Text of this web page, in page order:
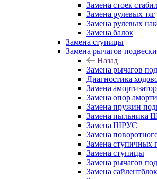
Замена стоек
Замена рулевых тяг
Замена рулевых
Замена балок
Замена ступицы
Замена рычагов подвески
Назад
Замена рычагов
Диагностика
Замена
Замена опор
Замена пружин
Замена пыльника
Замена ШРУС
Замена
Замена ступичных
Замена ступицы
Замена рычагов
Замена